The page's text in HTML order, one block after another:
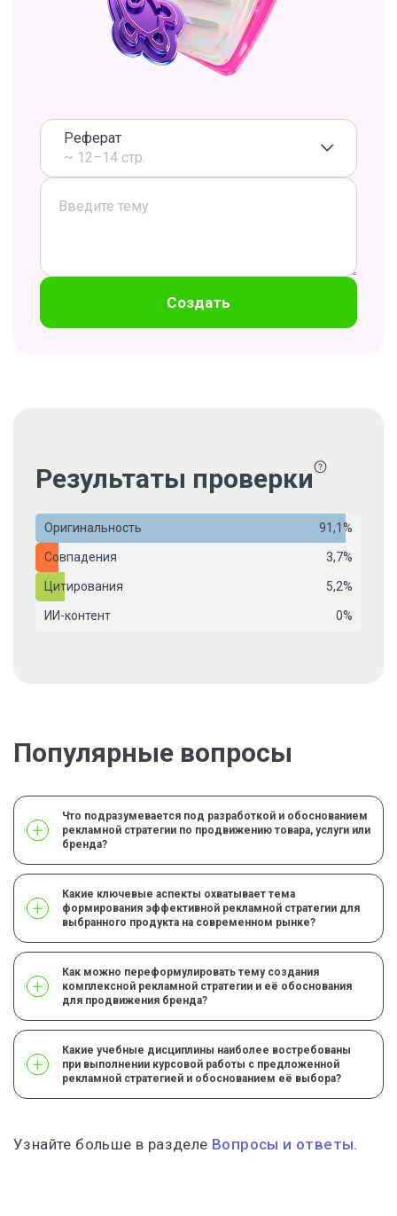
Реферат
~ 12–14 стр.
Создать
Результаты проверки
Оригинальность 91,1%
Совпадения 3,7%
Цитирования 5,2%
ИИ-контент 0%
Популярные вопросы
Что подразумевается под разработкой и обоснованием
рекламной стратегии по продвижению товара, услуги или
бренда?
Какие ключевые аспекты охватывает тема
формирования эффективной рекламной стратегии для
выбранного продукта на современном рынке?
Как можно переформулировать тему создания
комплексной рекламной стратегии и её обоснования
для продвижения бренда?
Какие учебные дисциплины наиболее востребованы
при выполнении курсовой работы с предложенной
рекламной стратегией и обоснованием её выбора?
Узнайте больше в разделе Вопросы и ответы.